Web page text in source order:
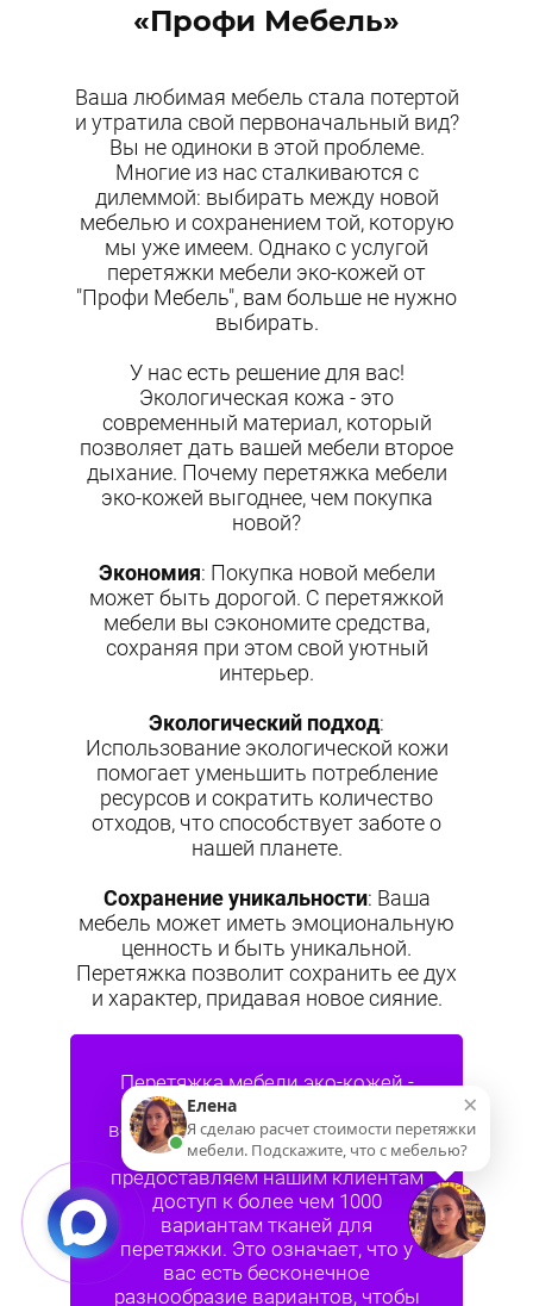
«Профи Мебель»
Ваша любимая мебель стала потертой
и утратила свой первоначальный вид?
Вы не одиноки в этой проблеме.
Многие из нас сталкиваются с
дилеммой: выбирать между новой
мебелью и сохранением той, которую
мы уже имеем. Однако с услугой
перетяжки мебели эко-кожей от
"Профи Мебель", вам больше не нужно
выбирать.
У нас есть решение для вас!
Экологическая кожа - это
современный материал, который
позволяет дать вашей мебели второе
дыхание. Почему перетяжка мебели
эко-кожей выгоднее, чем покупка
новой?
Экономия: Покупка новой мебели
может быть дорогой. С перетяжкой
мебели вы сэкономите средства,
сохраняя при этом свой уютный
интерьер.
Экологический подход:
Использование экологической кожи
помогает уменьшить потребление
ресурсов и сократить количество
отходов, что способствует заботе о
нашей планете.
Сохранение уникальности: Ваша
мебель может иметь эмоциональную
ценность и быть уникальной.
Перетяжка позволит сохранить ее дух
и характер, придавая новое сияние.
Перетяжка мебели эко-кожей -
это только начало ваших
возможностей с "Профи Мебель".
Мы гордимся тем, что
предоставляем нашим клиентам
доступ к более чем 1000
вариантам тканей для
перетяжки. Это означает, что у
вас есть бесконечное
разнообразие вариантов, чтобы